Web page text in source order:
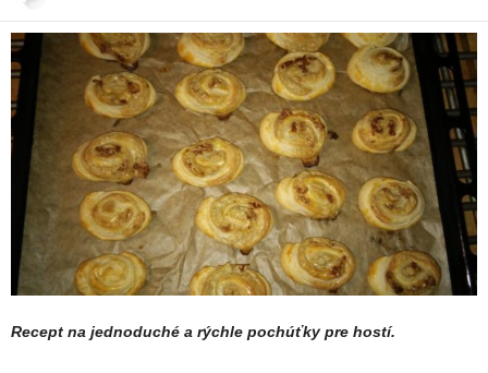
Recept na jednoduché a rýchle pochúťky pre hostí.